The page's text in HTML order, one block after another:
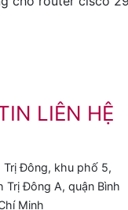
LIÊN HỆ
Trị Đông, khu phố 5,
Trị Đông A, quận Bình
Minh